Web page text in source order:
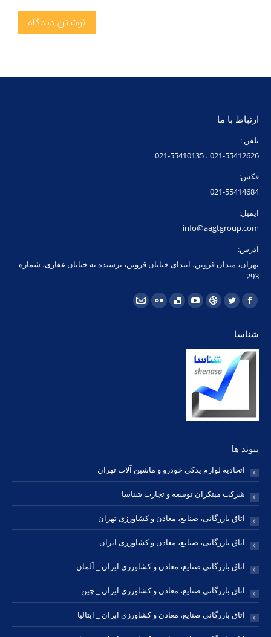
نوشتن دیدگاه
ارتباط با ما
تلفن :
021-55412626 ، 021-55410135
فکس:
021-55414684
ایمیل:
info@aagtgroup.com
آدرس:
تهران، میدان قزوین، ابتدای خیابان قزوین، نرسیده به خیابان غفاری، شماره
293
مارا در اینجا پیدا کنید:
فیسبوک
opens
in
new
window
توئیتر
new
window
Dribbble
in
new
window
یوتیوب
in
new
Delicious
فلیکرایمیل
شناسا
پیوند ها
اتحادیه لوازم یدکی خودرو و ماشین آلات تهران
شرکت مبتکران توسعه و تجارت شناسا
اتاق بازرگانی، صنایع، معادن و کشاورزی تهران
اتاق بازرگانی، صنایع، معادن و کشاورزی ایران
اتاق بازرگانی صنایع، معادن و کشاورزی ایران _ آلمان
اتاق بازرگانی صنایع، معادن و کشاورزی ایران _ چین
اتاق بازرگانی صنایع، معادن و کشاورزی ایران _ ایتالیا